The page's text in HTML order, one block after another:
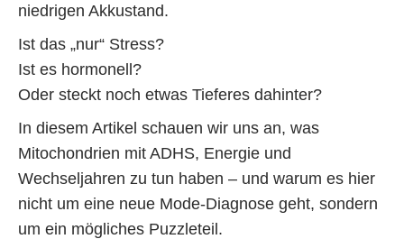
niedrigen Akkustand.
Ist das „nur“ Stress?
Ist es hormonell?
Oder steckt noch etwas Tieferes dahinter?
In diesem Artikel schauen wir uns an, was
Mitochondrien mit ADHS, Energie und
Wechseljahren zu tun haben – und warum es hier
nicht um eine neue Mode-Diagnose geht, sondern
um ein mögliches Puzzleteil.